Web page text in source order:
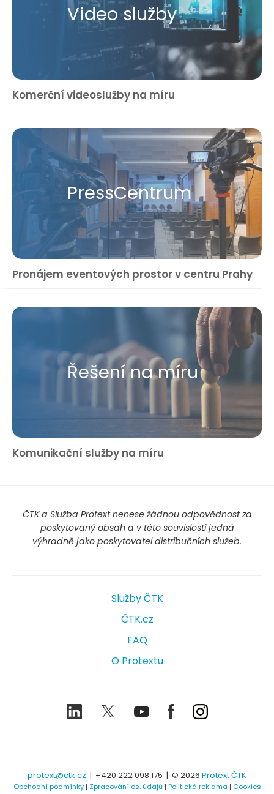
Video služby
Komerční videoslužby na míru
Press​Centrum
Pronájem eventových prostor v centru Prahy
Řešení na míru
Komunikační služby na míru
ČTK a Služba Protext nenese žádnou odpovědnost za
poskytovaný obsah a v této souvislosti jedná
výhradně jako poskytovatel distribučních služeb.
Služby ČTK
ČTK.cz
FAQ
O Protextu
LinkedIn TwitterYoutubeFacebookInstagram
protext@ctk.cz | +420 222 098 175 | © 2026 Protext ČTK
Obchodní podmínky| Zpracování os. údajů| Politická reklama | Cookies